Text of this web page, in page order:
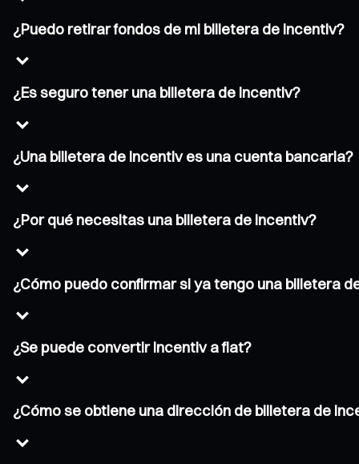
¿Puedo retirar fondos de mi billetera de Incentiv?
¿Es seguro tener una billetera de Incentiv?
¿Una billetera de Incentiv es una cuenta bancaria?
¿Por qué necesitas una billetera de Incentiv?
¿Cómo puedo confirmar si ya tengo una billetera
¿Se puede convertir Incentiv a fiat?
¿Cómo se obtiene una dirección de billetera de